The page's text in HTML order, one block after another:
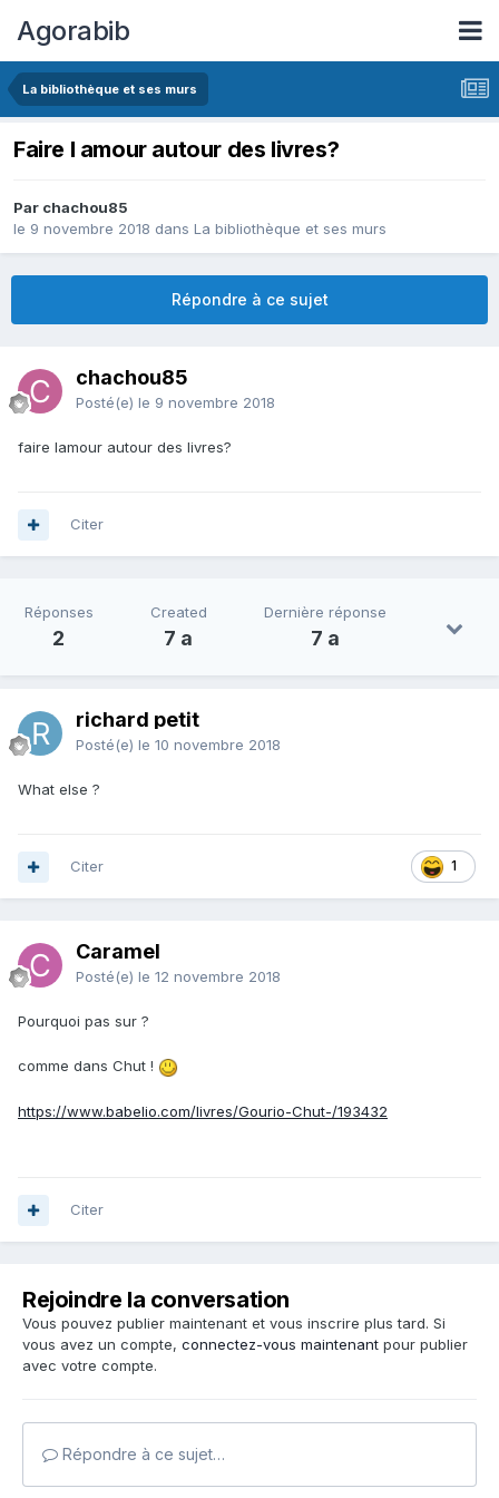
Agorabib
La bibliothèque et ses murs
Faire l amour autour des livres?
Par chachou85
le 9 novembre 2018 dans La bibliothèque et ses murs
Répondre à ce sujet
chachou85
Posté(e) le 9 novembre 2018
faire lamour autour des livres?
Citer
Réponses
2
Created
7 a
Dernière réponse
7 a
richard petit
Posté(e) le 10 novembre 2018
What else ?
1
Citer
Caramel
Posté(e) le 12 novembre 2018
Pourquoi pas sur ?
comme dans Chut !
https://www.babelio.com/livres/Gourio-Chut-/193432
Citer
Rejoindre la conversation
Vous pouvez publier maintenant et vous inscrire plus tard. Si
vous avez un compte, connectez-vous maintenant pour publier
avec votre compte.
Répondre à ce sujet…